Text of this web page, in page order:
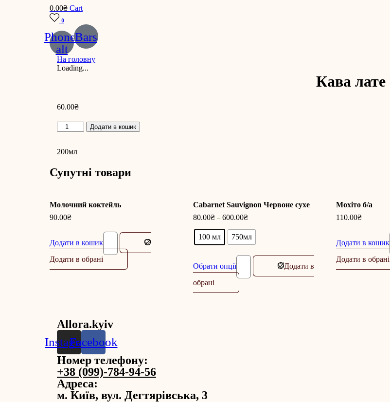
0.00₴ Cart
0
Phone-
alt
Bars
На головну
Loading...
Кава лате
60.00₴
Кава
лате
Додати в кошик
200мл
Супутні товари
Молочний коктейль
90.00₴
Додати в кошик
Додати в обрані
Cabarnet Sauvignon Червоне сухе
80.00₴– 600.00₴
100 мл 750мл
Обрати опції
Додати в
обрані
Мохіто б/а
110.00₴
Додати в кошик
Додати в обрані
Allora.kyiv
InstagramFacebook
Номер телефону:
+38 (099)-784-94-56
Адреса:
м. Київ, вул. Дегтярівська, 3